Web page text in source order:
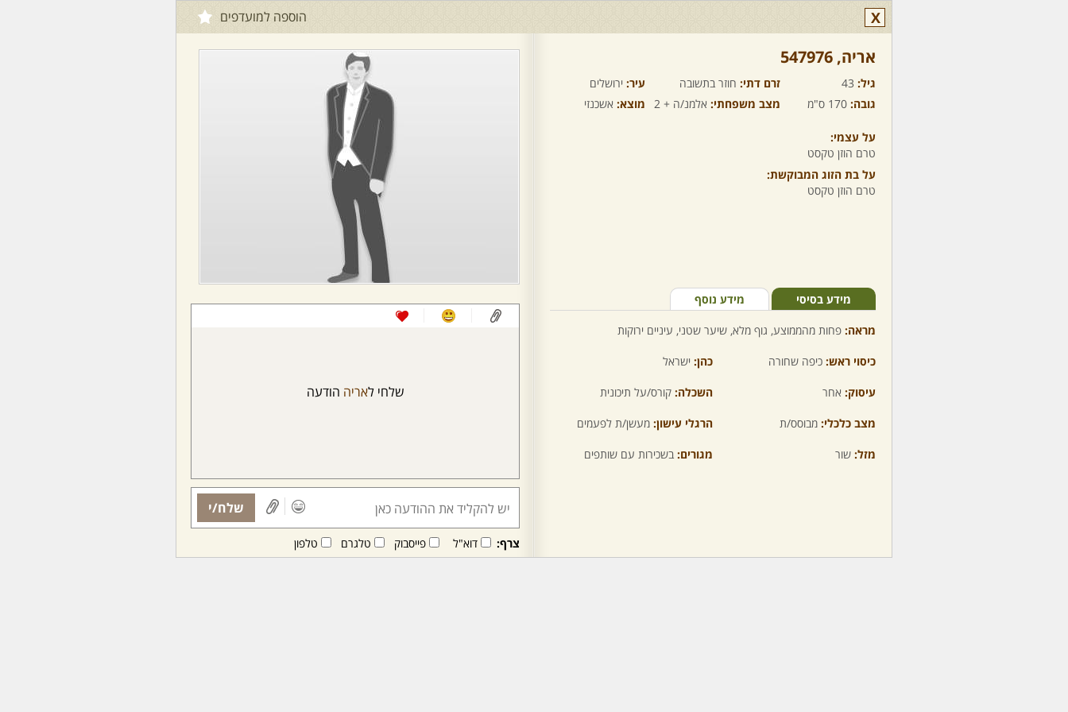
X הוספה למועדפים
אריה,‏ 547976
גיל: 43 זרם דתי: חוזר בתשובה עיר: ירושלים
גובה: 170 ס"מ מצב משפחתי: אלמנ/ה + 2 מוצא: אשכנזי
על עצמי:
טרם הוזן טקסט
על בת הזוג המבוקשת:
טרם הוזן טקסט
מידע בסיסי מידע נוסף
מראה: פחות מהממוצע, גוף מלא, שיער שטני, עיניים ירוקות
כיסוי ראש: כיפה שחורה כהן: ישראל
עיסוק: אחר השכלה: קורס/על תיכונית
מצב כלכלי: מבוסס/ת הרגלי עישון: מעשן/ת לפעמים
מזל: שור מגורים: בשכירות עם שותפים
שלחי לאריה הודעה
שלח/י
צרף: דוא"ל פייסבוק טלגרם טלפון